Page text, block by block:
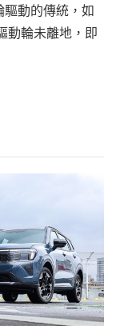
動的傳統，如
動輪未離地，即